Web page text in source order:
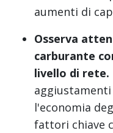
aumenti di
Osserva
carburante
livello di rete.
l'economia
fattori chiave